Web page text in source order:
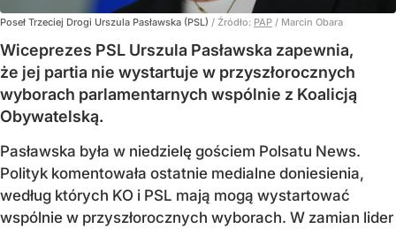
Poseł Trzeciej Drogi Urszula Pasławska (PSL) / Źródło: PAP / Marcin Obara
Wiceprezes PSL Urszula Pasławska zapewnia,
że jej partia nie wystartuje w przyszłorocznych
wyborach parlamentarnych wspólnie z Koalicją
Obywatelską.
Pasławska była w niedzielę gościem Polsatu News.
Polityk komentowała ostatnie medialne doniesienia,
według których KO i PSL mają mogą wystartować
wspólnie w przyszłorocznych wyborach. W zamian lider